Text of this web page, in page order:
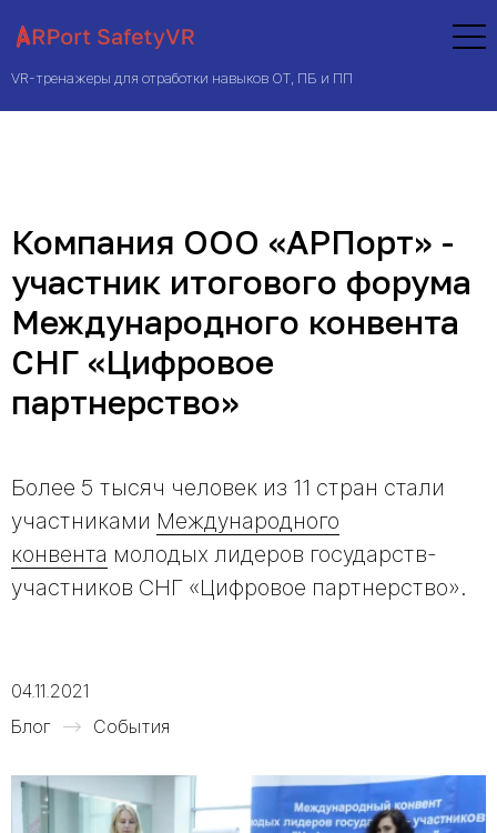
VR-тренажеры для отработки навыков ОТ, ПБ и ПП
Компания ООО «АРПорт» -
участник итогового форума
Международного конвента
СНГ «Цифровое
партнерство»
Более 5 тысяч человек из 11 стран стали
участниками Международного
конвента молодых лидеров государств-
участников СНГ «Цифровое партнерство».
04.11.2021
Блог
События